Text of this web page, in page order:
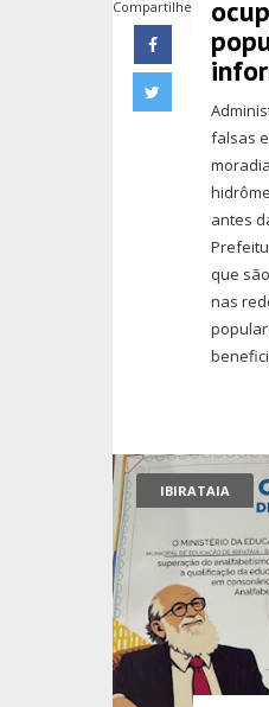
Compartilhe
falsas
antes
que
nas
IBIRATAIA